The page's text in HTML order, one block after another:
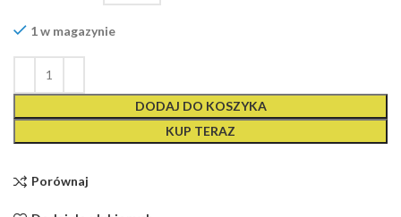
1 w magazynie
DODAJ DO KOSZYKA
KUP TERAZ
Porównaj